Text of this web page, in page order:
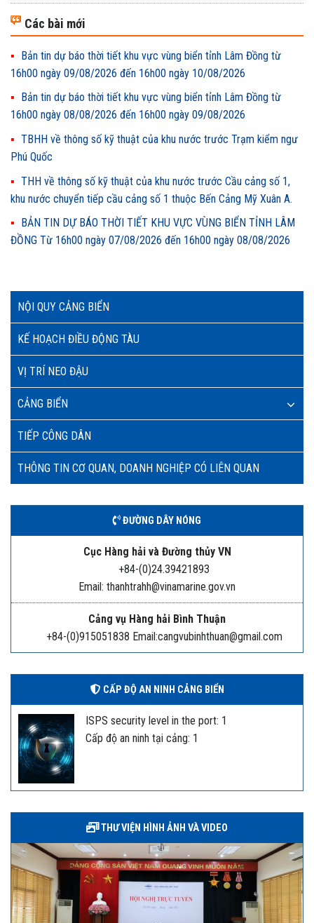
NỘI QUY CẢNG BIỂN
KẾ HOẠCH ĐIỀU ĐỘNG TÀU
VỊ TRÍ NEO ĐẬU
CẢNG BIỂN
TIẾP CÔNG DÂN
THÔNG TIN CƠ QUAN, DOANH NGHIỆP CÓ LIÊN QUAN
ĐƯỜNG DÂY NÓNG
Cục Hàng hải và Đường thủy VN
+84-(0)24.39421893
Email: thanhtrahh@vinamarine.gov.vn
Cảng vụ Hàng hải Bình Thuận
+84-(0)915051838 Email:cangvubinhthuan@gmail.com
CẤP ĐỘ AN NINH CẢNG BIỂN
ISPS security level in the port: 1
Cấp độ an ninh tại cảng: 1
THƯ VIỆN HÌNH ẢNH VÀ VIDEO
Các bài mới
Bản tin dự báo thời tiết khu vực vùng biển tỉnh Lâm Đồng từ
16h00 ngày 09/08/2026 đến 16h00 ngày 10/08/2026
Bản tin dự báo thời tiết khu vực vùng biển tỉnh Lâm Đồng từ
16h00 ngày 08/08/2026 đến 16h00 ngày 09/08/2026
TBHH về thông số kỹ thuật của khu nước trước Trạm kiểm ngư
Phú Quốc
THH về thông số kỹ thuật của khu nước trước Cầu cảng số 1,
khu nước chuyển tiếp cầu cảng số 1 thuộc Bến Cảng Mỹ Xuân A.
BẢN TIN DỰ BÁO THỜI TIẾT KHU VỰC VÙNG BIỂN TỈNH LÂM
ĐỒNG Từ 16h00 ngày 07/08/2026 đến 16h00 ngày 08/08/2026